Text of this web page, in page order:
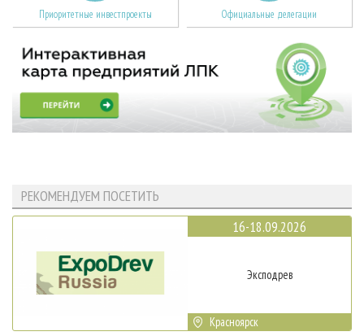
Приоритетные инвестпроекты Официальные делегации
РЕКОМЕНДУЕМ ПОСЕТИТЬ
16-18.09.2026
Эксподрев
Красноярск